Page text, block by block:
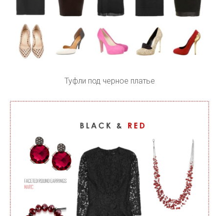
Туфли под черное платье